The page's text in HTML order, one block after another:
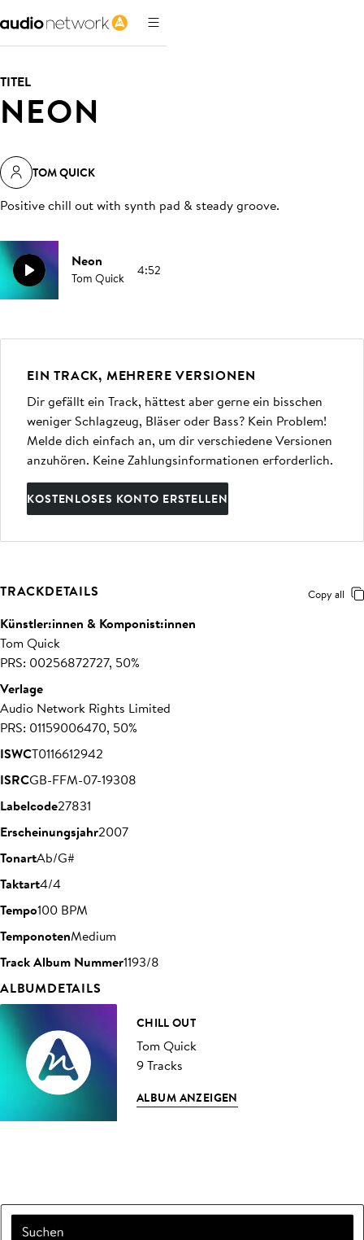
TITEL
NEON
TOM QUICK
Positive chill out with synth pad & steady groove.
Neon
Tom Quick 4:52
EIN TRACK, MEHRERE VERSIONEN
Dir gefällt ein Track, hättest aber gerne ein bisschen
weniger Schlagzeug, Bläser oder Bass? Kein Problem!
Melde dich einfach an, um dir verschiedene Versionen
anzuhören. Keine Zahlungsinformationen erforderlich.
KOSTENLOSES KONTO ERSTELLEN
TRACKDETAILS Copy all
Künstler:innen & Komponist:innen
Tom Quick
PRS: 00256872727, 50%
Verlage
Audio Network Rights Limited
PRS: 01159006470, 50%
ISWCT0116612942
ISRCGB-FFM-07-19308
Labelcode27831
Erscheinungsjahr2007
TonartAb/G#
Taktart4/4
Tempo100 BPM
TemponotenMedium
Track Album Nummer1193/8
ALBUMDETAILS
CHILL OUT
Tom Quick
9 Tracks
ALBUM ANZEIGEN